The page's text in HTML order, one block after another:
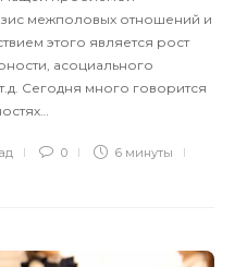
межполовых отношений и
этого является рост
асоциального
Сегодня много говорится
0 6 минуты